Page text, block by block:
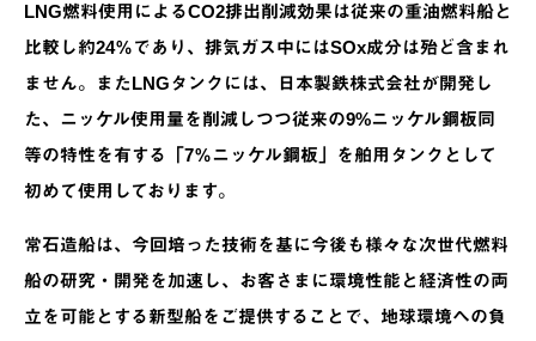
LNG燃料使用によるCO2排出削減効果は従来の重油燃料船と
比較し約24％であり、排気ガス中にはSOx成分は殆ど含まれ
ません。またLNGタンクには、日本製鉄株式会社が開発し
た、ニッケル使用量を削減しつつ従来の9%ニッケル鋼板同
等の特性を有する「7％ニッケル鋼板」を舶用タンクとして
初めて使用しております。
常石造船は、今回培った技術を基に今後も様々な次世代燃料
船の研究・開発を加速し、お客さまに環境性能と経済性の両
立を可能とする新型船をご提供することで、地球環境への負